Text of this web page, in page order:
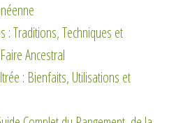
: Traditions, Techniques et
Ancestral
: Bienfaits, Utilisations et